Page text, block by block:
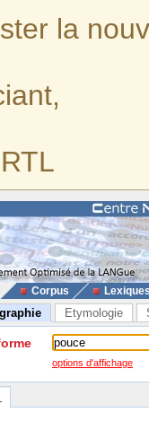
la
Corpus
Etymologie
options d'affichage